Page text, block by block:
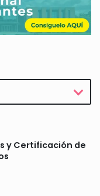
y Certificación de